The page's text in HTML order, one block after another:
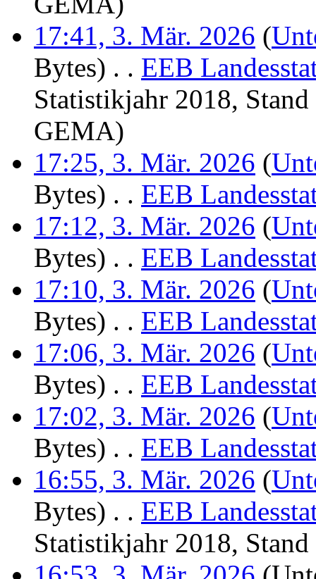
17:41, 3. Mär. 2026 (
Bytes) . . EEB
Statistikjahr 2018,
GEMA)
17:25, 3. Mär. 2026 (
Bytes) . . EEB
17:12, 3. Mär. 2026 (
Bytes) . . EEB
17:10, 3. Mär. 2026 (
Bytes) . . EEB
17:06, 3. Mär. 2026 (
Bytes) . . EEB
17:02, 3. Mär. 2026 (
Bytes) . . EEB
16:55, 3. Mär. 2026 (
Bytes) . . EEB
Statistikjahr 2018,